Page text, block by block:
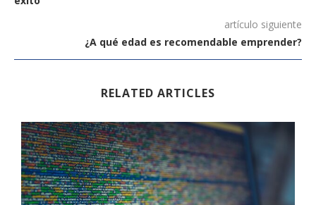
artículo siguiente
¿A qué edad es recomendable emprender?
RELATED ARTICLES